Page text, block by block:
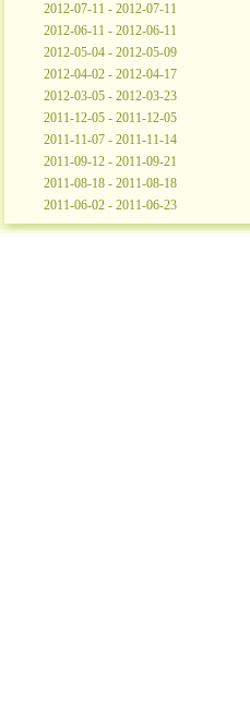
2012-07-11 - 2012-07-11
2012-06-11 - 2012-06-11
2012-05-04 - 2012-05-09
2012-04-02 - 2012-04-17
2012-03-05 - 2012-03-23
2011-12-05 - 2011-12-05
2011-11-07 - 2011-11-14
2011-09-12 - 2011-09-21
2011-08-18 - 2011-08-18
2011-06-02 - 2011-06-23